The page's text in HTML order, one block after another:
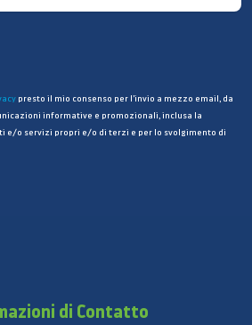
presto il mio consenso per l’invio a mezzo email, da
informative e promozionali, inclusa la
e/o servizi propri e/o di terzi e per lo svolgimento di
di Contatto